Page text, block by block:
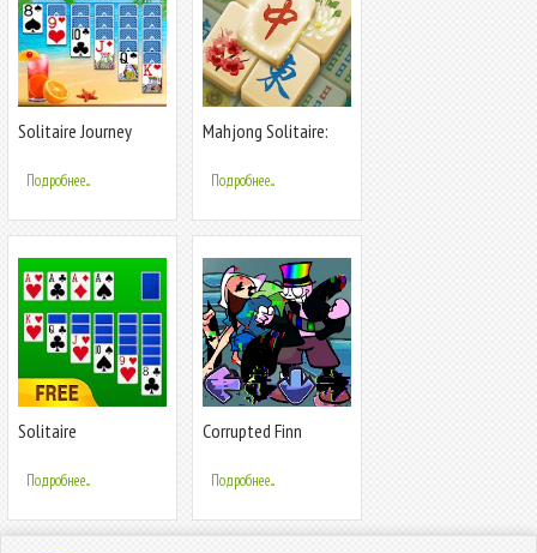
Solitaire Journey
Подробнее...
Mahjong Solitaire:
Подробнее...
Solitaire
Подробнее...
Corrupted Finn
Подробнее...